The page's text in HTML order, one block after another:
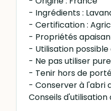
- Ingrédients :
- Certification :
- Propriétés
- Utilisation
- Ne pas utiliser
- Tenir hors de
- Conserver à l'abri
Conseils d'utilisation